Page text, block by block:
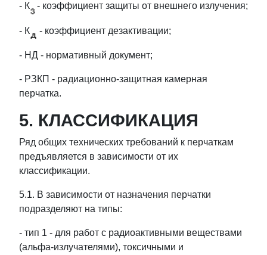
- К - коэффициент защиты от внешнего излучения;
- К - коэффициент дезактивации;
- НД - нормативный документ;
- РЗКП - радиационно-защитная камерная
перчатка.
5. КЛАССИФИКАЦИЯ
Ряд общих технических требований к перчаткам
предъявляется в зависимости от их
классификации.
5.1. В зависимости от назначения перчатки
подразделяют на типы:
- тип 1 - для работ с радиоактивными веществами
(альфа-излучателями), токсичными и